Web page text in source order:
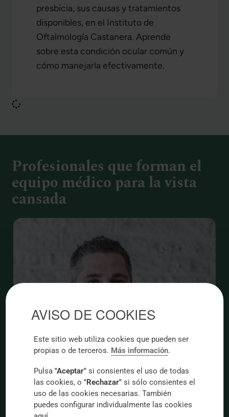
presbicia, sus causas y tratamientos
disponibles, en el Instituto de
Oftalmología Castanera. Aprende
sobre esta condición ocular común y
cómo manejarla efectivamente.
Profesionales que forman el
equipo médico para la vista
cansada
AVISO DE COOKIES
Este sitio web utiliza cookies que pueden ser
propias o de terceros. Más información.
Pulsa "Aceptar"si consientes el uso de todas
las cookies, o "Rechazar"si sólo consientes el
uso de las cookies necesarias. También
puedes configurar individualmente las cookies